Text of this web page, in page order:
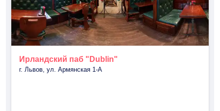
Ирландский паб "Dublin"
г. Львов, ул. Армянская 1-А